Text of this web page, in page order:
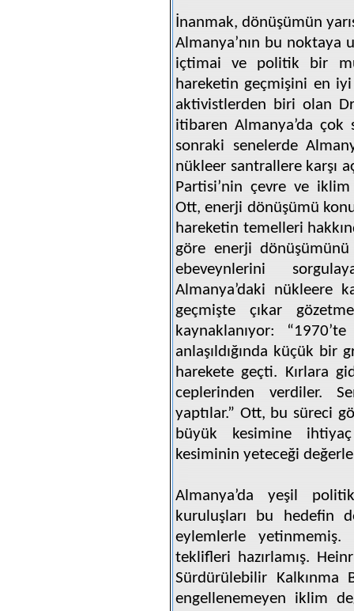
İnanmak, dönüşümün
Almanya’nın bu noktaya
içtimai ve politik bir
hareketin geçmişini en
aktivistlerden biri olan
itibaren Almanya’da çok
sonraki senelerde
nükleer santrallere karşı
Partisi’nin çevre ve
Ott, enerji dönüşümü
hareketin temelleri
göre enerji
ebeveynlerini
Almanya’daki nükleere
geçmişte çıkar
kaynaklanıyor:
anlaşıldığında küçük bir
harekete geçti. Kırlara
ceplerinden verdiler.
yaptılar.” Ott, bu süreci
büyük kesimine
kesiminin yeteceği
Almanya’da yeşil
kuruluşları bu hedefin
eylemlerle
teklifleri hazırlamış.
Sürdürülebilir Kalkınma
engellenemeyen iklim